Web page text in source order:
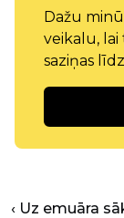
Dažu
veikalu, lai
saziņas
‹ Uz emuāra